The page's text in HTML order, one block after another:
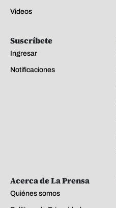
Videos
Suscríbete
Ingresar
Notificaciones
Acerca de La Prensa
Quiénes somos